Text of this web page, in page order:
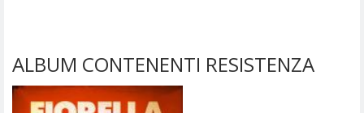
ALBUM CONTENENTI RESISTENZA